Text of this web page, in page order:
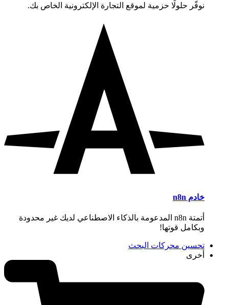
نوفّر حلولًا حزمية لموقع التجارة الإلكترونية الخاص بك.
خادم n8n
أتمتة n8n المدعومة بالذكاء الاصطناعي لديك غير محدودة
وبكامل قوتها!
تحسين محركات البحث
أخرى